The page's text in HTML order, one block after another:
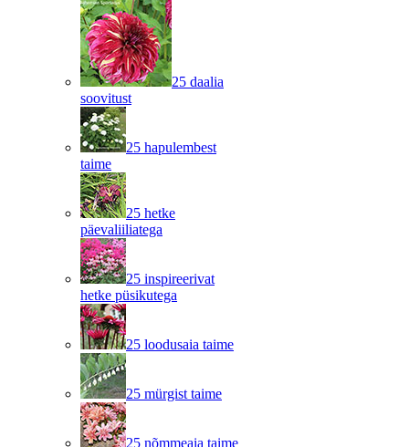
25 daalia
soovitust
25 hapulembest
taime
25 hetke
päevaliiliatega
25 inspireerivat
hetke püsikutega
25 loodusaia taime
25 mürgist taime
25 nõmmeaia taime